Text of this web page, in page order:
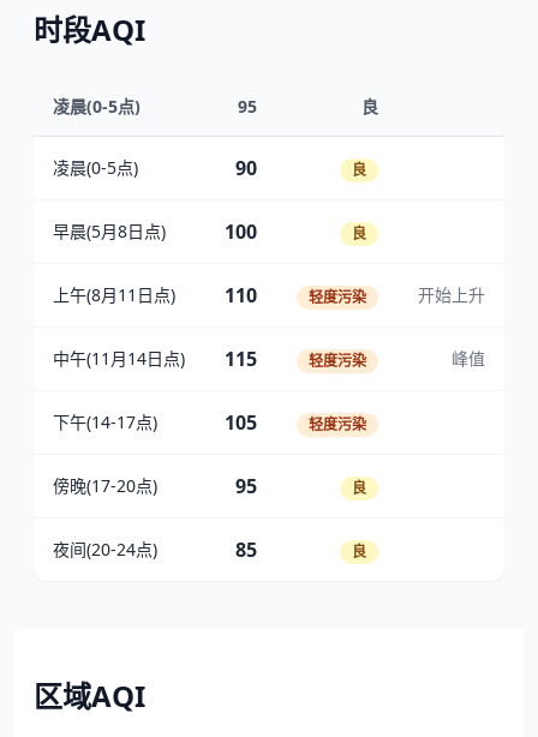
时段AQI
凌晨(0-5点) 95 良
凌晨(0-5点) 90 良
早晨(5月8日点) 100 良
上午(8月11日点) 110 轻度污染 开始上升
中午(11月14日点) 115 轻度污染 峰值
下午(14-17点) 105 轻度污染
傍晚(17-20点) 95 良
夜间(20-24点) 85 良
区域AQI